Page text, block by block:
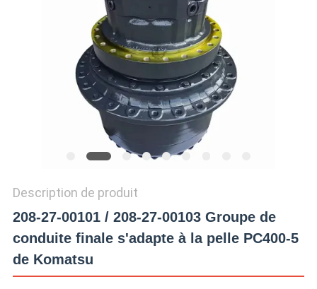
DEMANDE
SOUMISSION
POLITIQUE
DE
CONFIDENTIALITÉ
Description de produit
208-27-00101 / 208-27-00103 Groupe de
conduite finale s'adapte à la pelle PC400-5
de Komatsu